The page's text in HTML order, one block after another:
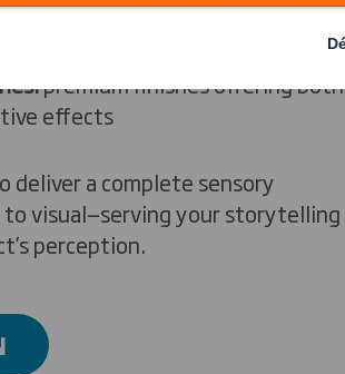
brilliance, refinement, and
premium finishes offering both
effects
deliver a complete sensory
visual—serving your storytelling
perception.